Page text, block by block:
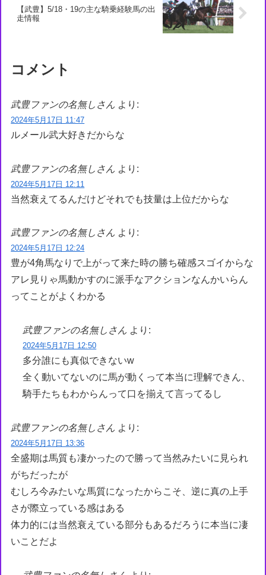
【武豊】5/18・19の主な騎乗経験馬の出
走情報
コメント
武豊ファンの名無しさん より:
2024年5月17日 11:47
ルメール武大好きだからな
武豊ファンの名無しさん より:
2024年5月17日 12:11
当然衰えてるんだけどそれでも技量は上位だからな
武豊ファンの名無しさん より:
2024年5月17日 12:24
豊が4角馬なりで上がって来た時の勝ち確感スゴイからな
アレ見りゃ馬動かすのに派手なアクションなんかいらん
ってことがよくわかる
武豊ファンの名無しさん より:
2024年5月17日 12:50
多分誰にも真似できないw
全く動いてないのに馬が動くって本当に理解できん、
騎手たちもわからんって口を揃えて言ってるし
武豊ファンの名無しさん より:
2024年5月17日 13:36
全盛期は馬質も凄かったので勝って当然みたいに見られ
がちだったが
むしろ今みたいな馬質になったからこそ、逆に真の上手
さが際立っている感はある
体力的には当然衰えている部分もあるだろうに本当に凄
いことだよ